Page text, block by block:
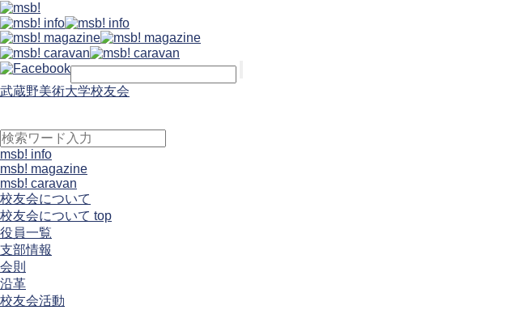
武蔵野美術大学校友会
msb! info
msb! magazine
msb! caravan
校友会について
校友会について top
役員一覧
支部情報
会則
沿革
校友会活動